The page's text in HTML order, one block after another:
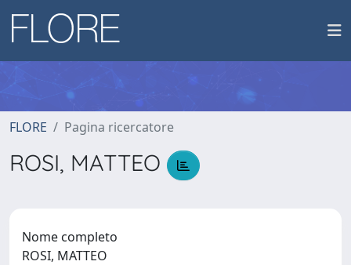
FLORE Pagina ricercatore
ROSI, MATTEO
Nome completo
ROSI, MATTEO